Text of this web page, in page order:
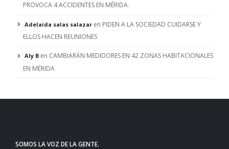
PROVOCA 4 ACCIDENTES EN MÉRIDA.
Adelaida salas salazar en PIDEN A LA SOCIEDAD CUIDARSE Y
ELLOS HACEN REUNIONES
Aly B en CAMBIARÁN MEDIDORES EN 42 ZONAS HABITACIONALES
EN MÉRIDA
SOMOS LA VOZ DE LA GENTE.